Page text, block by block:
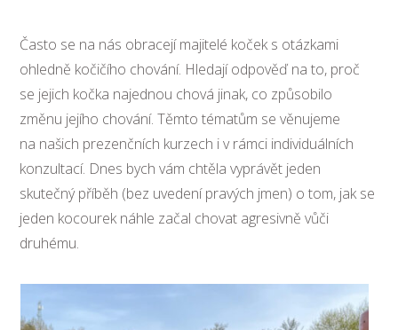
Často se na nás obracejí majitelé koček s otázkami
ohledně kočičího chování. Hledají odpověď na to, proč
se jejich kočka najednou chová jinak, co způsobilo
změnu jejího chování. Těmto tématům se věnujeme
na našich prezenčních kurzech i v rámci individuálních
konzultací. Dnes bych vám chtěla vyprávět jeden
skutečný příběh (bez uvedení pravých jmen) o tom, jak se
jeden kocourek náhle začal chovat agresivně vůči
druhému.